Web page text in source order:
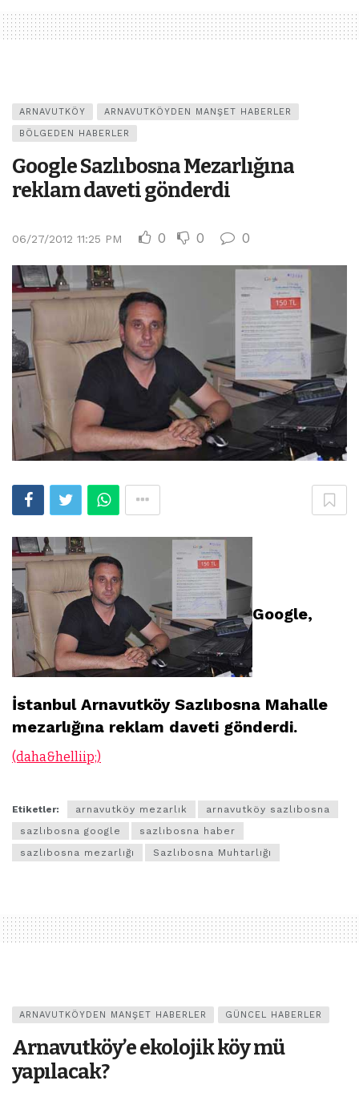
ARNAVUTKÖY ARNAVUTKÖYDEN MANŞET HABERLER
BÖLGEDEN HABERLER
Google Sazlıbosna Mezarlığına
reklam daveti gönderdi
06/27/2012 11:25 PM 0 0 0
Google,
İstanbul Arnavutköy Sazlıbosna Mahalle
mezarlığına reklam daveti gönderdi.
(daha&helliip;)
Etiketler: arnavutköy mezarlık
arnavutköy sazlıbosna
sazlıbosna google
sazlıbosna haber
sazlıbosna mezarlığı
Sazlıbosna Muhtarlığı
ARNAVUTKÖYDEN MANŞET HABERLER GÜNCEL HABERLER
Arnavutköy’e ekolojik köy mü
yapılacak?